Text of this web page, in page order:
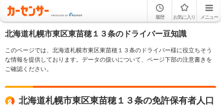
履歴 お気に入り メニュー
北海道札幌市東区東苗穂１３条のドライバー豆知識
このページでは、北海道札幌市東区東苗穂１３条のドライバー様に役立ちそう
な情報を提供しております。データの扱いについて、ページ下部の注意書きを
ご確認ください。
北海道札幌市東区東苗穂１３条の免許保有者人口